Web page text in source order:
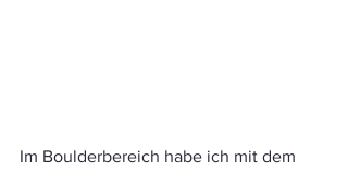
Im Boulderbereich habe ich mit dem